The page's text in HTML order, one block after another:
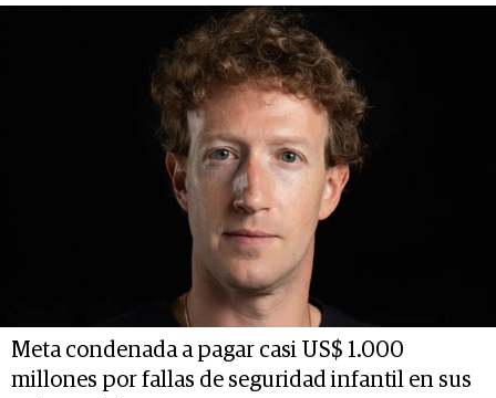
Meta condenada a pagar casi US$ 1.000
millones por fallas de seguridad infantil en sus